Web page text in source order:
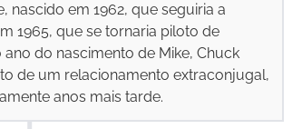
nascido em 1962, que seguiria a
1965, que se tornaria piloto de
do nascimento de Mike, Chuck
de um relacionamento extraconjugal,
anos mais tarde.